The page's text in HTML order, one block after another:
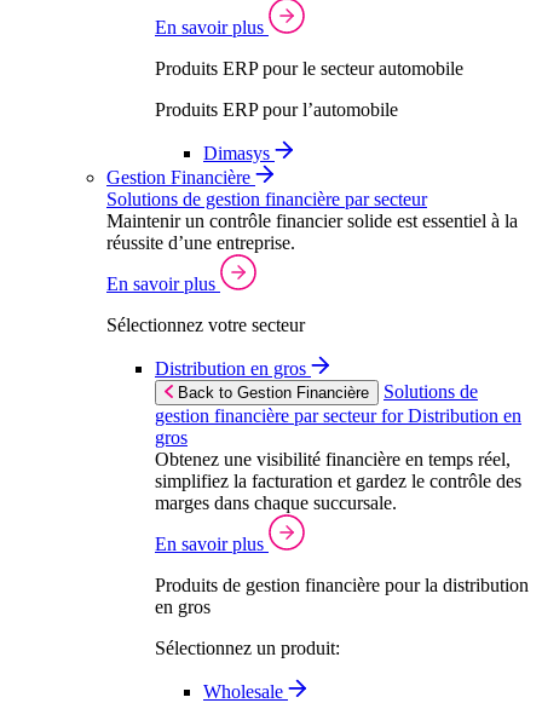
En savoir plus
Produits ERP pour le secteur automobile
Produits ERP pour l’automobile
Dimasys
Gestion Financière
Solutions de gestion financière par secteur
Maintenir un contrôle financier solide est essentiel à la
réussite d’une entreprise.
En savoir plus
Sélectionnez votre secteur
Distribution en gros
Back to Gestion Financière
Solutions de
gestion financière par secteur for Distribution en
gros
Obtenez une visibilité financière en temps réel,
simplifiez la facturation et gardez le contrôle des
marges dans chaque succursale.
En savoir plus
Produits de gestion financière pour la distribution
en gros
Sélectionnez un produit:
Wholesale